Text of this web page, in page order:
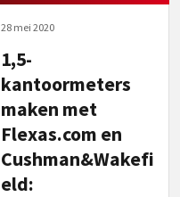
28 mei 2020
1,5-
kantoormeters
maken met
Flexas.com en
Cushman&Wakefi
eld: